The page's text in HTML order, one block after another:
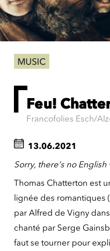
MUSIC
Feu!
Francofolies Esch/
13.06.2021
Sorry, there’s no
Thomas Chatterton est
lignée des romantiques
par Alfred de Vigny
chanté par Serge
faut se tourner pour